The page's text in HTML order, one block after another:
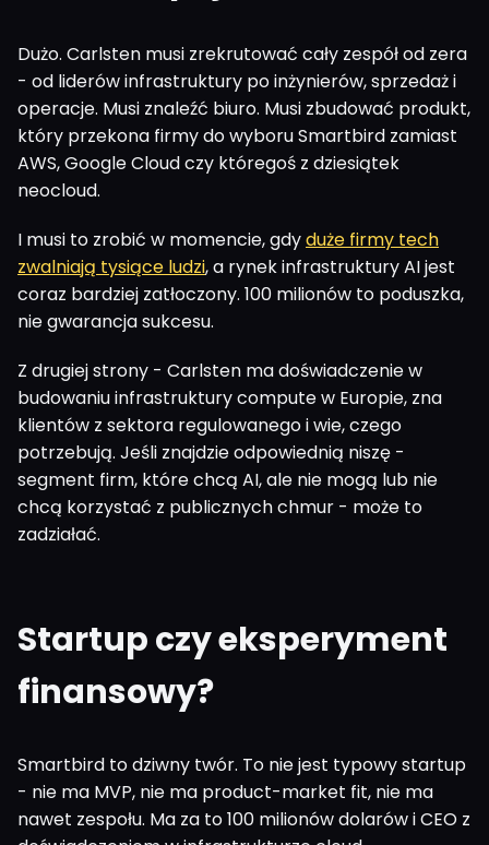
Dużo. Carlsten musi zrekrutować cały zespół od zera
- od liderów infrastruktury po inżynierów, sprzedaż i
operacje. Musi znaleźć biuro. Musi zbudować produkt,
który przekona firmy do wyboru Smartbird zamiast
AWS, Google Cloud czy któregoś z dziesiątek
neocloud.
I musi to zrobić w momencie, gdyduże firmy tech
zwalniają tysiące ludzi, a rynek infrastruktury AI jest
coraz bardziej zatłoczony. 100 milionów to poduszka,
nie gwarancja sukcesu.
Z drugiej strony - Carlsten ma doświadczenie w
budowaniu infrastruktury compute w Europie, zna
klientów z sektora regulowanego i wie, czego
potrzebują. Jeśli znajdzie odpowiednią niszę -
segment firm, które chcą AI, ale nie mogą lub nie
chcą korzystać z publicznych chmur - może to
zadziałać.
Startup czy eksperyment
finansowy?
Smartbird to dziwny twór. To nie jest typowy startup
- nie ma MVP, nie ma product-market fit, nie ma
nawet zespołu. Ma za to 100 milionów dolarów i CEO z